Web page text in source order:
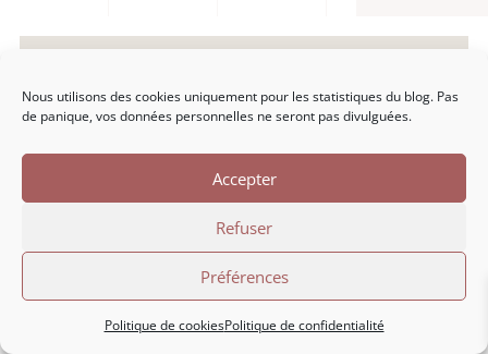
Nous utilisons des cookies uniquement pour les statistiques du blog. Pas
de panique, vos données personnelles ne seront pas divulguées.
Accepter
Refuser
Préférences
Politique de cookiesPolitique de confidentialité
Marion Libro
À propos